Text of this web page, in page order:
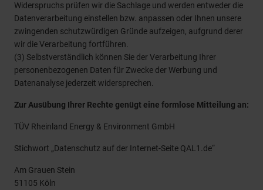
Widerspruchs prüfen wir die Sachlage und werden entweder die
Datenverarbeitung einstellen bzw. anpassen oder Ihnen unsere
zwingenden schutzwürdigen Gründe aufzeigen, aufgrund derer
wir die Verarbeitung fortführen.
(3) Selbstverständlich können Sie der Verarbeitung Ihrer
personenbezogenen Daten für Zwecke der Werbung und
Datenanalyse jederzeit widersprechen.
Zur Ausübung Ihrer Rechte genügt eine formlose Mitteilung an:
TÜV Rheinland Energy & Environment GmbH
Stichwort „Datenschutz auf der Internet-Seite QAL1.de“
Am Grauen Stein
51105 Köln